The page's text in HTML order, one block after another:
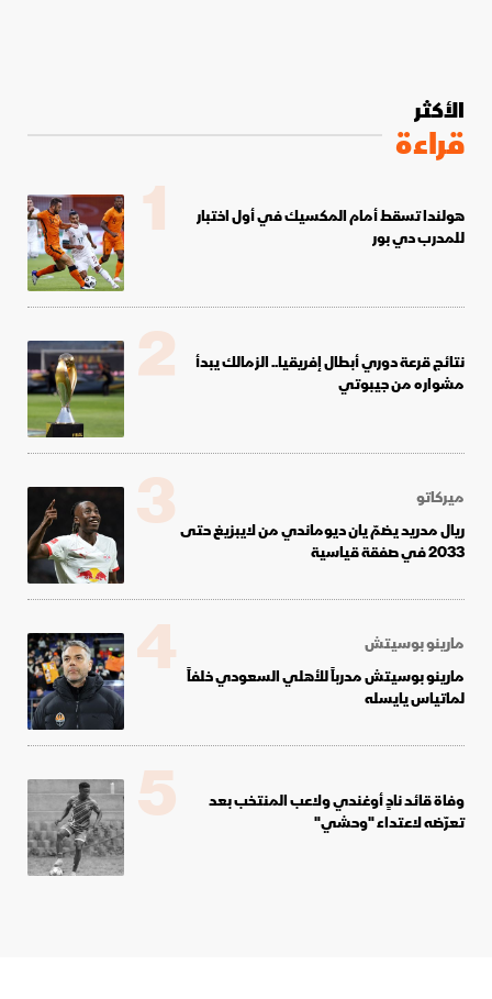
الأكثر
قراءة
هولندا تسقط أمام المكسيك في أول اختبار
للمدرب دي بور
1
نتائج قرعة دوري أبطال إفريقيا.. الزمالك يبدأ
مشواره من جيبوتي
2
ميركاتو
ريال مدريد يضمّ يان ديوماندي من لايبزيغ حتى
2033 في صفقة قياسية
3
مارينو بوسيتش
مارينو بوسيتش مدرباً للأهلي السعودي خلفاً
لماتياس يايسله
4
وفاة قائد نادٍ أوغندي ولاعب المنتخب بعد
تعرّضه لاعتداء "وحشي"
5